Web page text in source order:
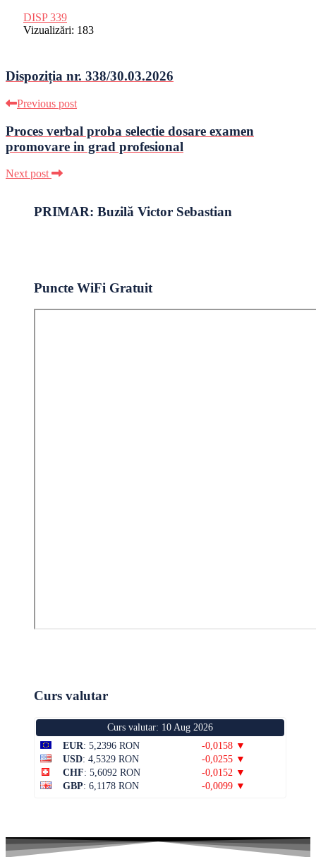
DISP 339
Vizualizări: 183
Dispoziția nr. 338/30.03.2026
Previous post
Proces verbal proba selectie dosare examen
promovare in grad profesional
Next post
PRIMAR: Buzilă Victor Sebastian
Puncte WiFi Gratuit
Curs valutar
Curs valutar: 10 Aug 2026
EUR: 5,2396 RON
-0,0158 ▼
USD: 4,5329 RON
-0,0255 ▼
CHF: 5,6092 RON
-0,0152 ▼
GBP: 6,1178 RON -0,0099 ▼